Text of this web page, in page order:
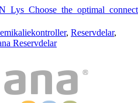
, Reservdelar,
Reservdelar